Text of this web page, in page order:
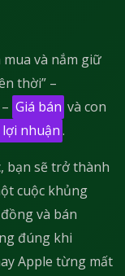
và nắm giữ
thời” –
Giá bán và con
nhuận.
bạn sẽ trở thành
cuộc khủng
và bán
đúng khi
Apple từng mất